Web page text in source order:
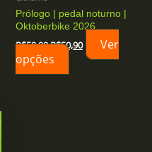
Prólogo | pedal noturno |
Oktoberbike 2026
R$59,90O
preço
original
era:
R$50,90O
preço
Ver
opções